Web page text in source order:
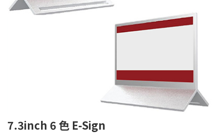
7.3inch 6 色 E-Sign